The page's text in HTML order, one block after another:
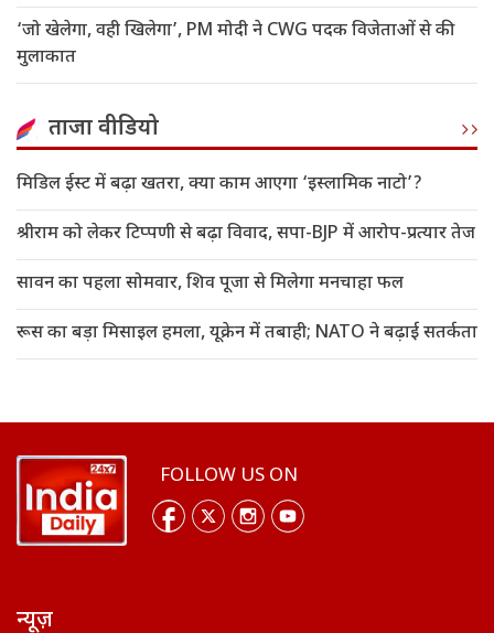
‘जो खेलेगा, वही खिलेगा’, PM मोदी ने CWG पदक विजेताओं से की
मुलाकात
ताजा वीडियो
मिडिल ईस्ट में बढ़ा खतरा, क्या काम आएगा ‘इस्लामिक नाटो’?
श्रीराम को लेकर टिप्पणी से बढ़ा विवाद, सपा-BJP में आरोप-प्रत्यार तेज
सावन का पहला सोमवार, शिव पूजा से मिलेगा मनचाहा फल
रूस का बड़ा मिसाइल हमला, यूक्रेन में तबाही; NATO ने बढ़ाई सतर्कता
FOLLOW US ON
न्यूज़